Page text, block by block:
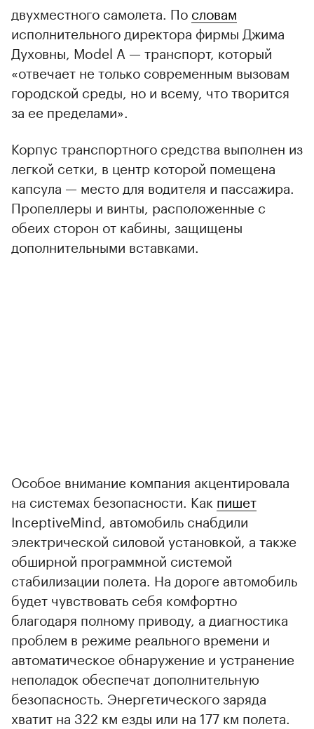
двухместного самолета. По словам
исполнительного директора фирмы Джима
Духовны, Model A — транспорт, который
«отвечает не только современным вызовам
городской среды, но и всему, что творится
за ее пределами».
Корпус транспортного средства выполнен из
легкой сетки, в центр которой помещена
капсула — место для водителя и пассажира.
Пропеллеры и винты, расположенные с
обеих сторон от кабины, защищены
дополнительными вставками.
Особое внимание компания акцентировала
на системах безопасности. Как пишет
InceptiveMind, автомобиль снабдили
электрической силовой установкой, а также
обширной программной системой
стабилизации полета. На дороге автомобиль
будет чувствовать себя комфортно
благодаря полному приводу, а диагностика
проблем в режиме реального времени и
автоматическое обнаружение и устранение
неполадок обеспечат дополнительную
безопасность. Энергетического заряда
хватит на 322 км езды или на 177 км полета.